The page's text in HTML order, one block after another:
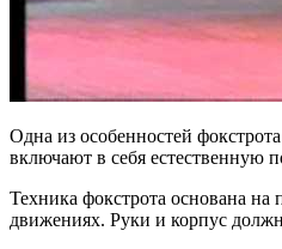
Одна из особенностей
включают в себя естественную
Техника фокстрота основана
движениях. Руки и корпус